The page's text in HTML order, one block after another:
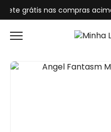
Frete grátis nas compras